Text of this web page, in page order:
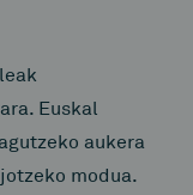
Euskal
aukera
modua.